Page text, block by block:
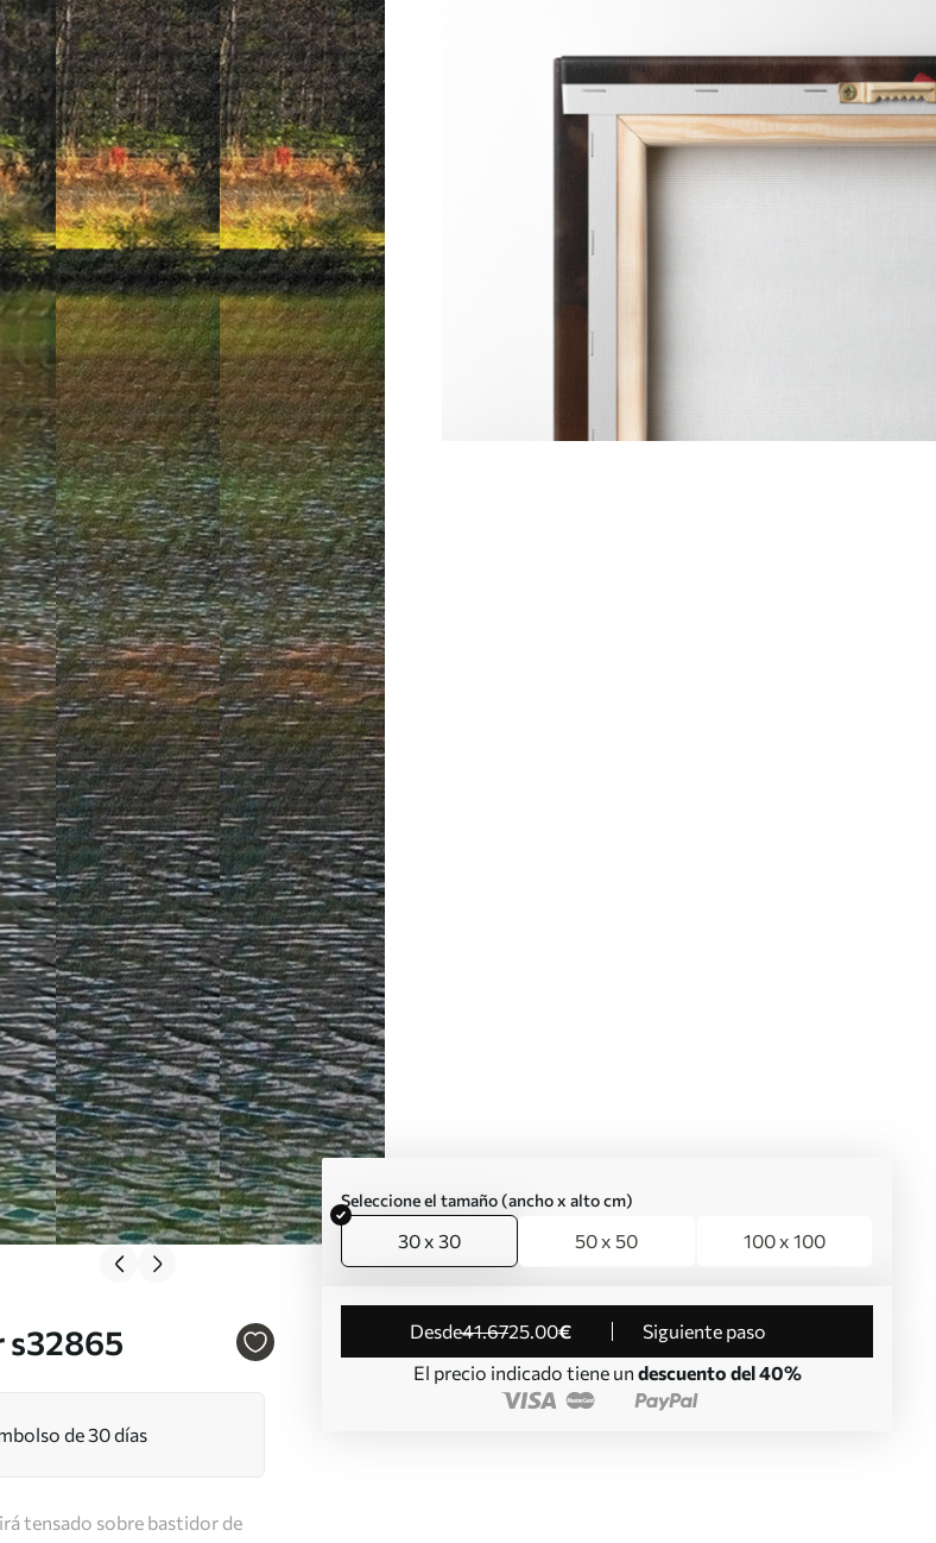
s32865
Seleccione el tamaño (ancho x alto cm)
30 x 30 50 x 50 100 x 100
desde41.6725.00€
Siguiente paso
El precio indicado tiene un descuento del 40%
de 30 días
tensado sobre bastidor de